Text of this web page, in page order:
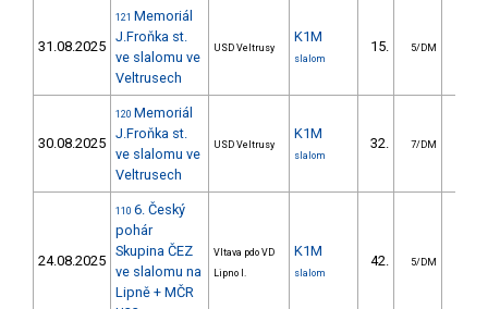
31.08.2025
121 Memoriál
J.Froňka st.
ve slalomu ve
Veltrusech
USD Veltrusy
K1M
slalom
15. 5/DM
30.08.2025
120 Memoriál
J.Froňka st.
ve slalomu ve
Veltrusech
USD Veltrusy
K1M
slalom
32. 7/DM
24.08.2025
110 6. Český
pohár
Skupina ČEZ
ve slalomu na
Lipně + MČR
Vltava pdo VD
Lipno I.
K1M
slalom
42. 5/DM